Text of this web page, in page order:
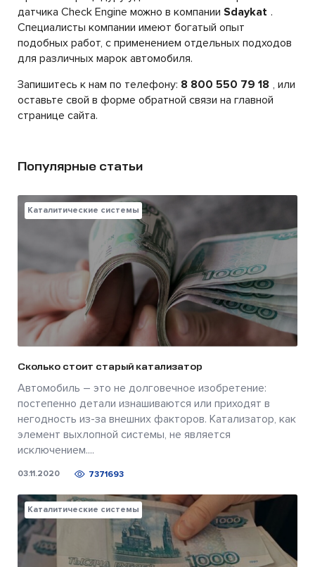
датчика Check Engine можно в компании Sdaykat .
Специалисты компании имеют богатый опыт
подобных работ, с применением отдельных подходов
для различных марок автомобиля.
Запишитесь к нам по телефону: 8 800 550 79 18 , или
оставьте свой в форме обратной связи на главной
странице сайта.
Популярные статьи
Каталитические системы
Сколько стоит старый катализатор
Автомобиль – это не долговечное изобретение:
постепенно детали изнашиваются или приходят в
негодность из-за внешних факторов. Катализатор, как
элемент выхлопной системы, не является
исключением....
03.11.2020 7371693
Каталитические системы